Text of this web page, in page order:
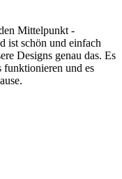
Mittelpunkt -
ist schön und einfach
Designs genau das. Es
funktionieren und es